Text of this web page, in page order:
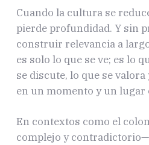
Cuando la cultura se
pierde profundidad. Y sin
construir relevancia a
es solo lo que se ve; es lo
se discute, lo que se
en un momento y un lugar
En contextos como el
complejo y